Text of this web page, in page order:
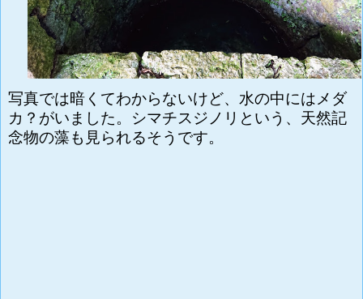
写真では暗くてわからないけど、水の中にはメダ
カ？がいました。 シマチスジノリという、天然記
念物の藻も見られるそうです。